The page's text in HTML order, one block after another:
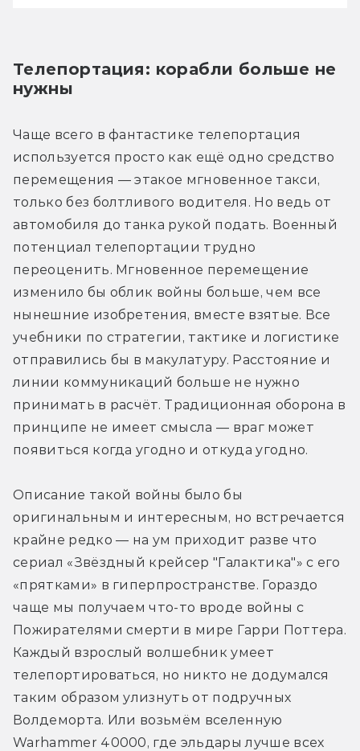
Телепортация: корабли больше не
нужны
Чаще всего в фантастике телепортация
используется просто как ещё одно средство
перемещения — этакое мгновенное такси,
только без болтливого водителя. Но ведь от
автомобиля до танка рукой подать. Военный
потенциал телепортации трудно
переоценить. Мгновенное перемещение
изменило бы облик войны больше, чем все
нынешние изобретения, вместе взятые. Все
учебники по стратегии, тактике и логистике
отправились бы в макулатуру. Расстояние и
линии коммуникаций больше не нужно
принимать в расчёт. Традиционная оборона в
принципе не имеет смысла — враг может
появиться когда угодно и откуда угодно.
Описание такой войны было бы
оригинальным и интересным, но встречается
крайне редко — на ум приходит разве что
сериал «Звёздный крейсер "Галактика"» с его
«прятками» в гиперпространстве. Гораздо
чаще мы получаем что-то вроде войны с
Пожирателями смерти в мире Гарри Поттера.
Каждый взрослый волшебник умеет
телепортироваться, но никто не додумался
таким образом улизнуть от подручных
Волдеморта. Или возьмём вселенную
Warhammer 40000, где эльдары лучше всех